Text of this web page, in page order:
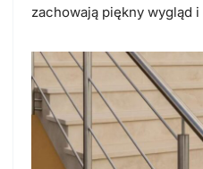
zachowają piękny wygląd